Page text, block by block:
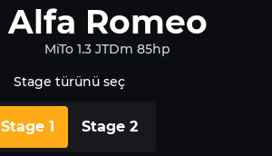
Alfa Romeo
MiTo 1.3 JTDm 85hp
Stage türünü seç
Stage 1 Stage 2